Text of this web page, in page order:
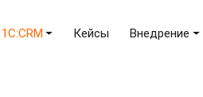
Кейсы Внедрение